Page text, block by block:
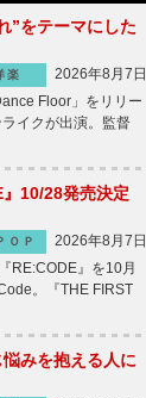
”をテーマにした
楽
2026年8月7日
Floor」をリリー
イクが出演。監督
』10/28発売決定
ＯＰ
2026年8月7日
RE:CODE』を10月
。『THE FIRST
みを抱える人に